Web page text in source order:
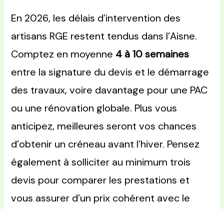
En 2026, les délais d’intervention des
artisans RGE restent tendus dans l’Aisne.
Comptez en moyenne 4 à 10 semaines
entre la signature du devis et le démarrage
des travaux, voire davantage pour une PAC
ou une rénovation globale. Plus vous
anticipez, meilleures seront vos chances
d’obtenir un créneau avant l’hiver. Pensez
également à solliciter au minimum trois
devis pour comparer les prestations et
vous assurer d’un prix cohérent avec le